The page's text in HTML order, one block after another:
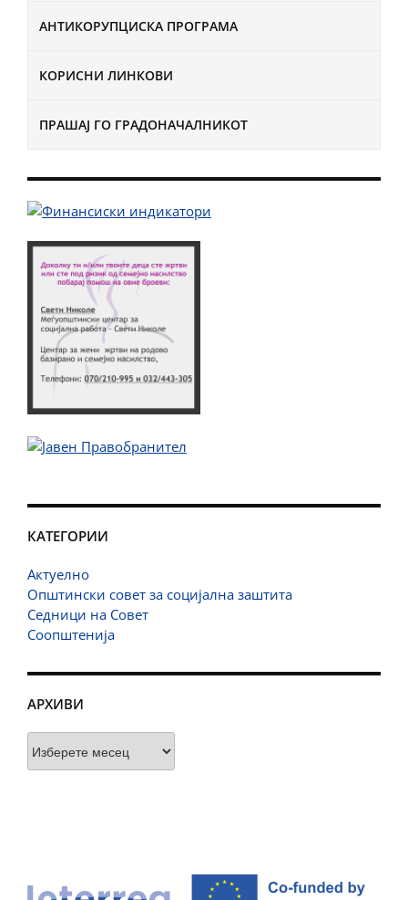
АНТИКОРУПЦИСКА ПРОГРАМА
КОРИСНИ ЛИНКОВИ
ПРАШАЈ ГО ГРАДОНАЧАЛНИКОТ
КАТЕГОРИИ
Актуелно
Општински совет за социјална заштита
Седници на Совет
Соопштенија
АРХИВИ